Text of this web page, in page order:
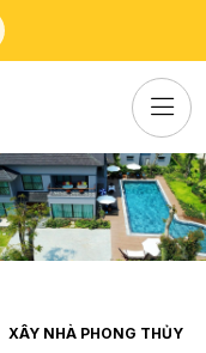
XÂY NHÀ PHONG THỦY